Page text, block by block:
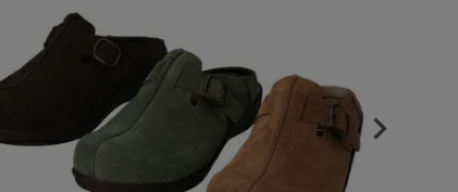
その他・小物
ヒールの高さから探す
1㎝未満